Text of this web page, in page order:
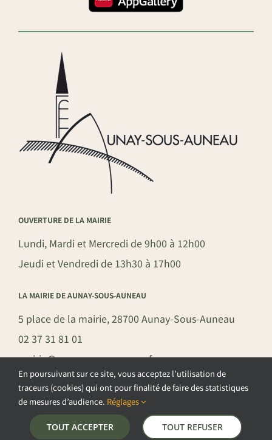
OUVERTURE DE LA MAIRIE
Lundi, Mardi et Mercredi de 9h00 à 12h00
Jeudi et Vendredi de 13h30 à 17h00
LA MAIRIE DE AUNAY-SOUS-AUNEAU
5 place de la mairie, 28700 Aunay-Sous-Auneau
02 37 31 81 01
mairie@aunay-sous-auneau.fr
©COPYRIGHT 2026 – COMMUNE DE AUNAY-SOUS-AUNEAU –
POLITIQUE DE CONFIDENTIALITÉ
GESTION DES COOKIES
–
En poursuivant sur ce site, vous acceptez l’utilisation de
traceurs (cookies) qui ont pour finalité de faire des statistiques
de mesures d’audience. Réglages
TOUT ACCEPTER TOUT REFUSER